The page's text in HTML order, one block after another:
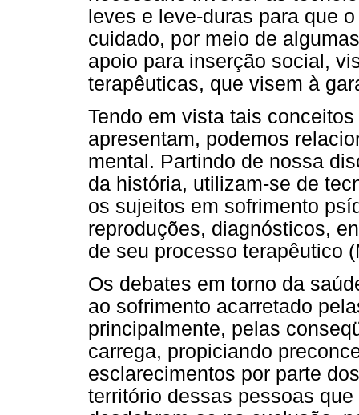
leves e leve-duras para que
cuidado, por meio de
apoio para inserção social,
terapêuticas, que visem à
Tendo em vista tais
apresentam, podemos
mental. Partindo de nossa
da história, utilizam-se de
os sujeitos em sofrimento
reproduções, diagnósticos,
de seu processo terapêutico
Os debates em torno da
ao sofrimento acarretado
principalmente, pelas
carrega, propiciando
esclarecimentos por parte
território dessas pessoas